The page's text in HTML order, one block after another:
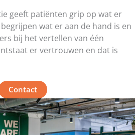
geeft patiënten grip op wat er
wat er aan de hand is en
bij het vertellen van één
er vertrouwen en dat is
Contact